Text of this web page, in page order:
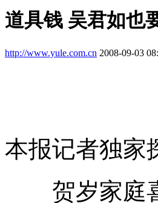
道具钱 吴君如也
http://www.yule.com.cn 2008-09-03
本报记者独
贺岁家庭喜